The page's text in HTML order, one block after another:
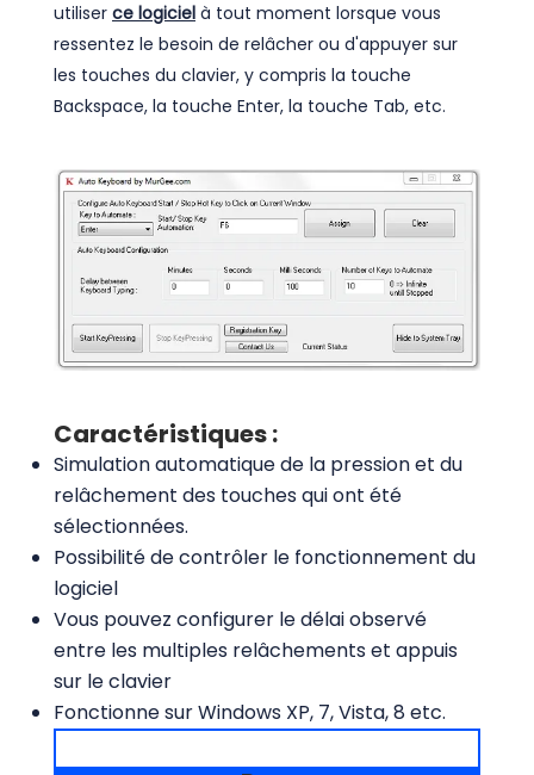
utiliser ce logiciel à tout moment lorsque vous
ressentez le besoin de relâcher ou d'appuyer sur
les touches du clavier, y compris la touche
Backspace, la touche Enter, la touche Tab, etc.
Caractéristiques :
Simulation automatique de la pression et du
relâchement des touches qui ont été
sélectionnées.
Possibilité de contrôler le fonctionnement du
logiciel
Vous pouvez configurer le délai observé
entre les multiples relâchements et appuis
sur le clavier
Fonctionne sur Windows XP, 7, Vista, 8 etc.